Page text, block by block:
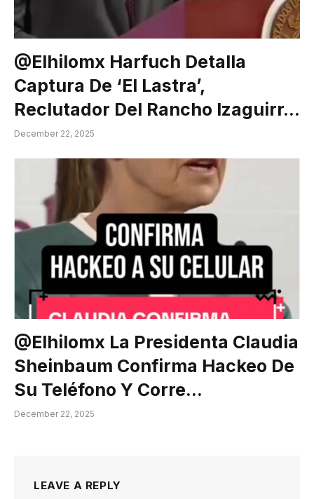
@elhilomx Harfuch Detalla
Captura De ‘El Lastra’,
Reclutador Del Rancho Izaguirr…
December 22, 2025
@elhilomx La Presidenta Claudia
Sheinbaum Confirma Hackeo De
Su Teléfono Y Corre…
December 22, 2025
LEAVE A REPLY